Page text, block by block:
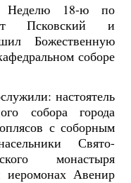
Неделю 18-ю по
Псковский и
Божественную
соборе
настоятель
собора города
с соборным
Свято-
монастыря
Авенир